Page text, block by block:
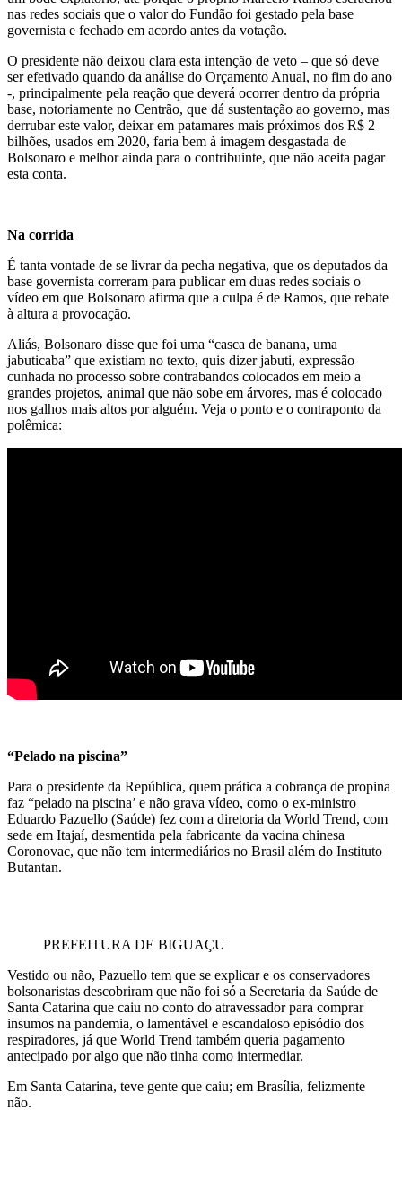
nas redes sociais que o valor do Fundão foi gestado pela base
governista e fechado em acordo antes da votação.
O presidente não deixou clara esta intenção de veto – que só deve
ser efetivado quando da análise do Orçamento Anual, no fim do ano
-, principalmente pela reação que deverá ocorrer dentro da própria
base, notoriamente no Centrão, que dá sustentação ao governo, mas
derrubar este valor, deixar em patamares mais próximos dos R$ 2
bilhões, usados em 2020, faria bem à imagem desgastada de
Bolsonaro e melhor ainda para o contribuinte, que não aceita pagar
esta conta.
Na corrida
É tanta vontade de se livrar da pecha negativa, que os deputados da
base governista correram para publicar em duas redes sociais o
vídeo em que Bolsonaro afirma que a culpa é de Ramos, que rebate
à altura a provocação.
Aliás, Bolsonaro disse que foi uma “casca de banana, uma
jabuticaba” que existiam no texto, quis dizer jabuti, expressão
cunhada no processo sobre contrabandos colocados em meio a
grandes projetos, animal que não sobe em árvores, mas é colocado
nos galhos mais altos por alguém. Veja o ponto e o contraponto da
polêmica:
“Pelado na piscina”
Para o presidente da República, quem prática a cobrança de propina
faz “pelado na piscina’ e não grava vídeo, como o ex-ministro
Eduardo Pazuello (Saúde) fez com a diretoria da World Trend, com
sede em Itajaí, desmentida pela fabricante da vacina chinesa
Coronovac, que não tem intermediários no Brasil além do Instituto
Butantan.
PREFEITURA DE BIGUAÇU
Vestido ou não, Pazuello tem que se explicar e os conservadores
bolsonaristas descobriram que não foi só a Secretaria da Saúde de
Santa Catarina que caiu no conto do atravessador para comprar
insumos na pandemia, o lamentável e escandaloso episódio dos
respiradores, já que World Trend também queria pagamento
antecipado por algo que não tinha como intermediar.
Em Santa Catarina, teve gente que caiu; em Brasília, felizmente
não.